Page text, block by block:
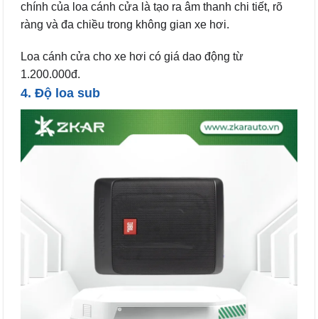
chính của loa cánh cửa là tạo ra âm thanh chi tiết, rõ
ràng và đa chiều trong không gian xe hơi.
Loa cánh cửa cho xe hơi có giá dao động từ
1.200.000đ.
4. Độ loa sub